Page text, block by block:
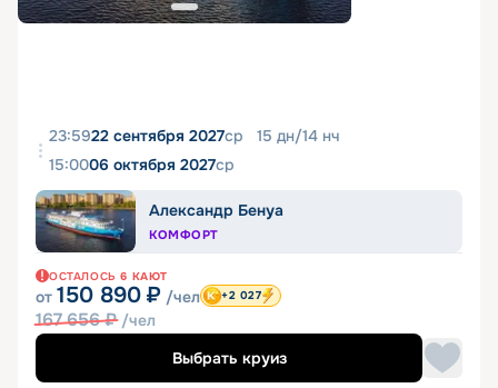
23:5922 сентября 2027ср 15 дн/14 нч
15:0006 октября 2027ср
Александр Бенуа
КОМФОРТ
ОСТАЛОСЬ 6 КАЮТ
от 150 890 ₽ /чел
167 656₽ /чел
+2 027
Выбрать круиз